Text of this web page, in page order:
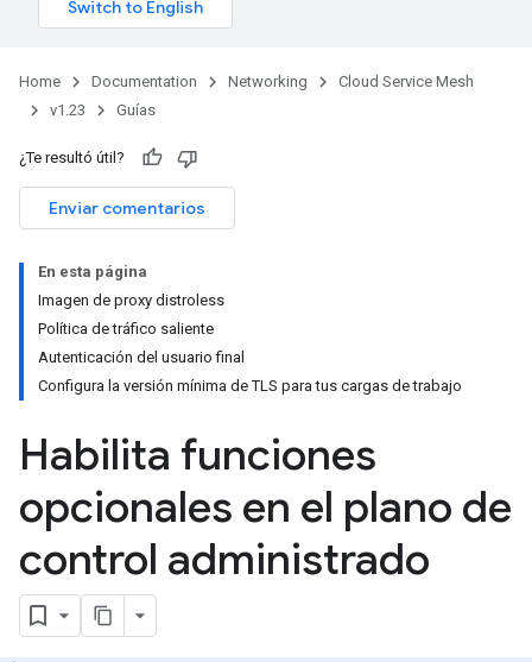
Home Documentation Networking
Cloud Service Mesh
v1.23
Guías
¿Te resultó útil?
Enviar comentarios
En esta página
Imagen de proxy distroless
Política de tráfico saliente
Autenticación del usuario final
Configura la versión mínima de TLS para tus cargas de trabajo
Habilita funciones
opcionales en el plano de
control administrado